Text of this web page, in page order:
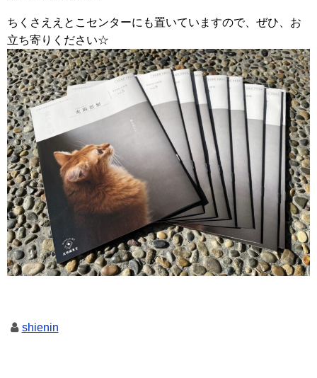
ちくさええとこセンターにも置いていますので、ぜひ、お
立ち寄りください☆
shienin